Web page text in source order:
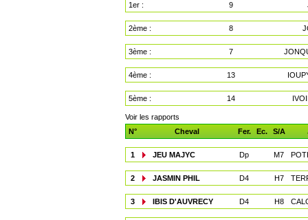
1er : 9
2ème : 8
3ème : 7
4ème : 13
5ème : 14
Voir les rapports
N°
Cheval Fer. Ec. S/A
1 JEU MAJYC Dp M7
2 JASMIN PHIL D4 H7
3 IBIS D'AUVRECY D4 H8